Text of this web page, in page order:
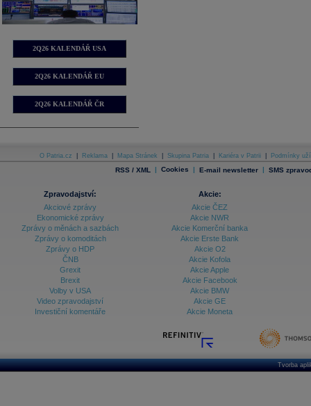
2Q26 KALENDÁŘ USA
2Q26 KALENDÁŘ EU
2Q26 KALENDÁŘ ČR
O Patria.cz Reklama Mapa Stránek Skupina Patria Kariéra v Patrii Podmínky
RSS / XML | Cookies | E-mail newsletter | SMS
Zpravodajství:
Akciové zprávy
Ekonomické zprávy
Zprávy o měnách a sazbách
Zprávy o komoditách
Zprávy o HDP
ČNB
Grexit
Brexit
Volby v USA
Video zpravodajství
Investiční komentáře
Akcie:
Akcie ČEZ
Akcie NWR
Akcie Komerční banka
Akcie Erste Bank
Akcie O2
Akcie Kofola
Akcie Apple
Akcie Facebook
Akcie BMW
Akcie GE
Akcie Moneta
Tvorba